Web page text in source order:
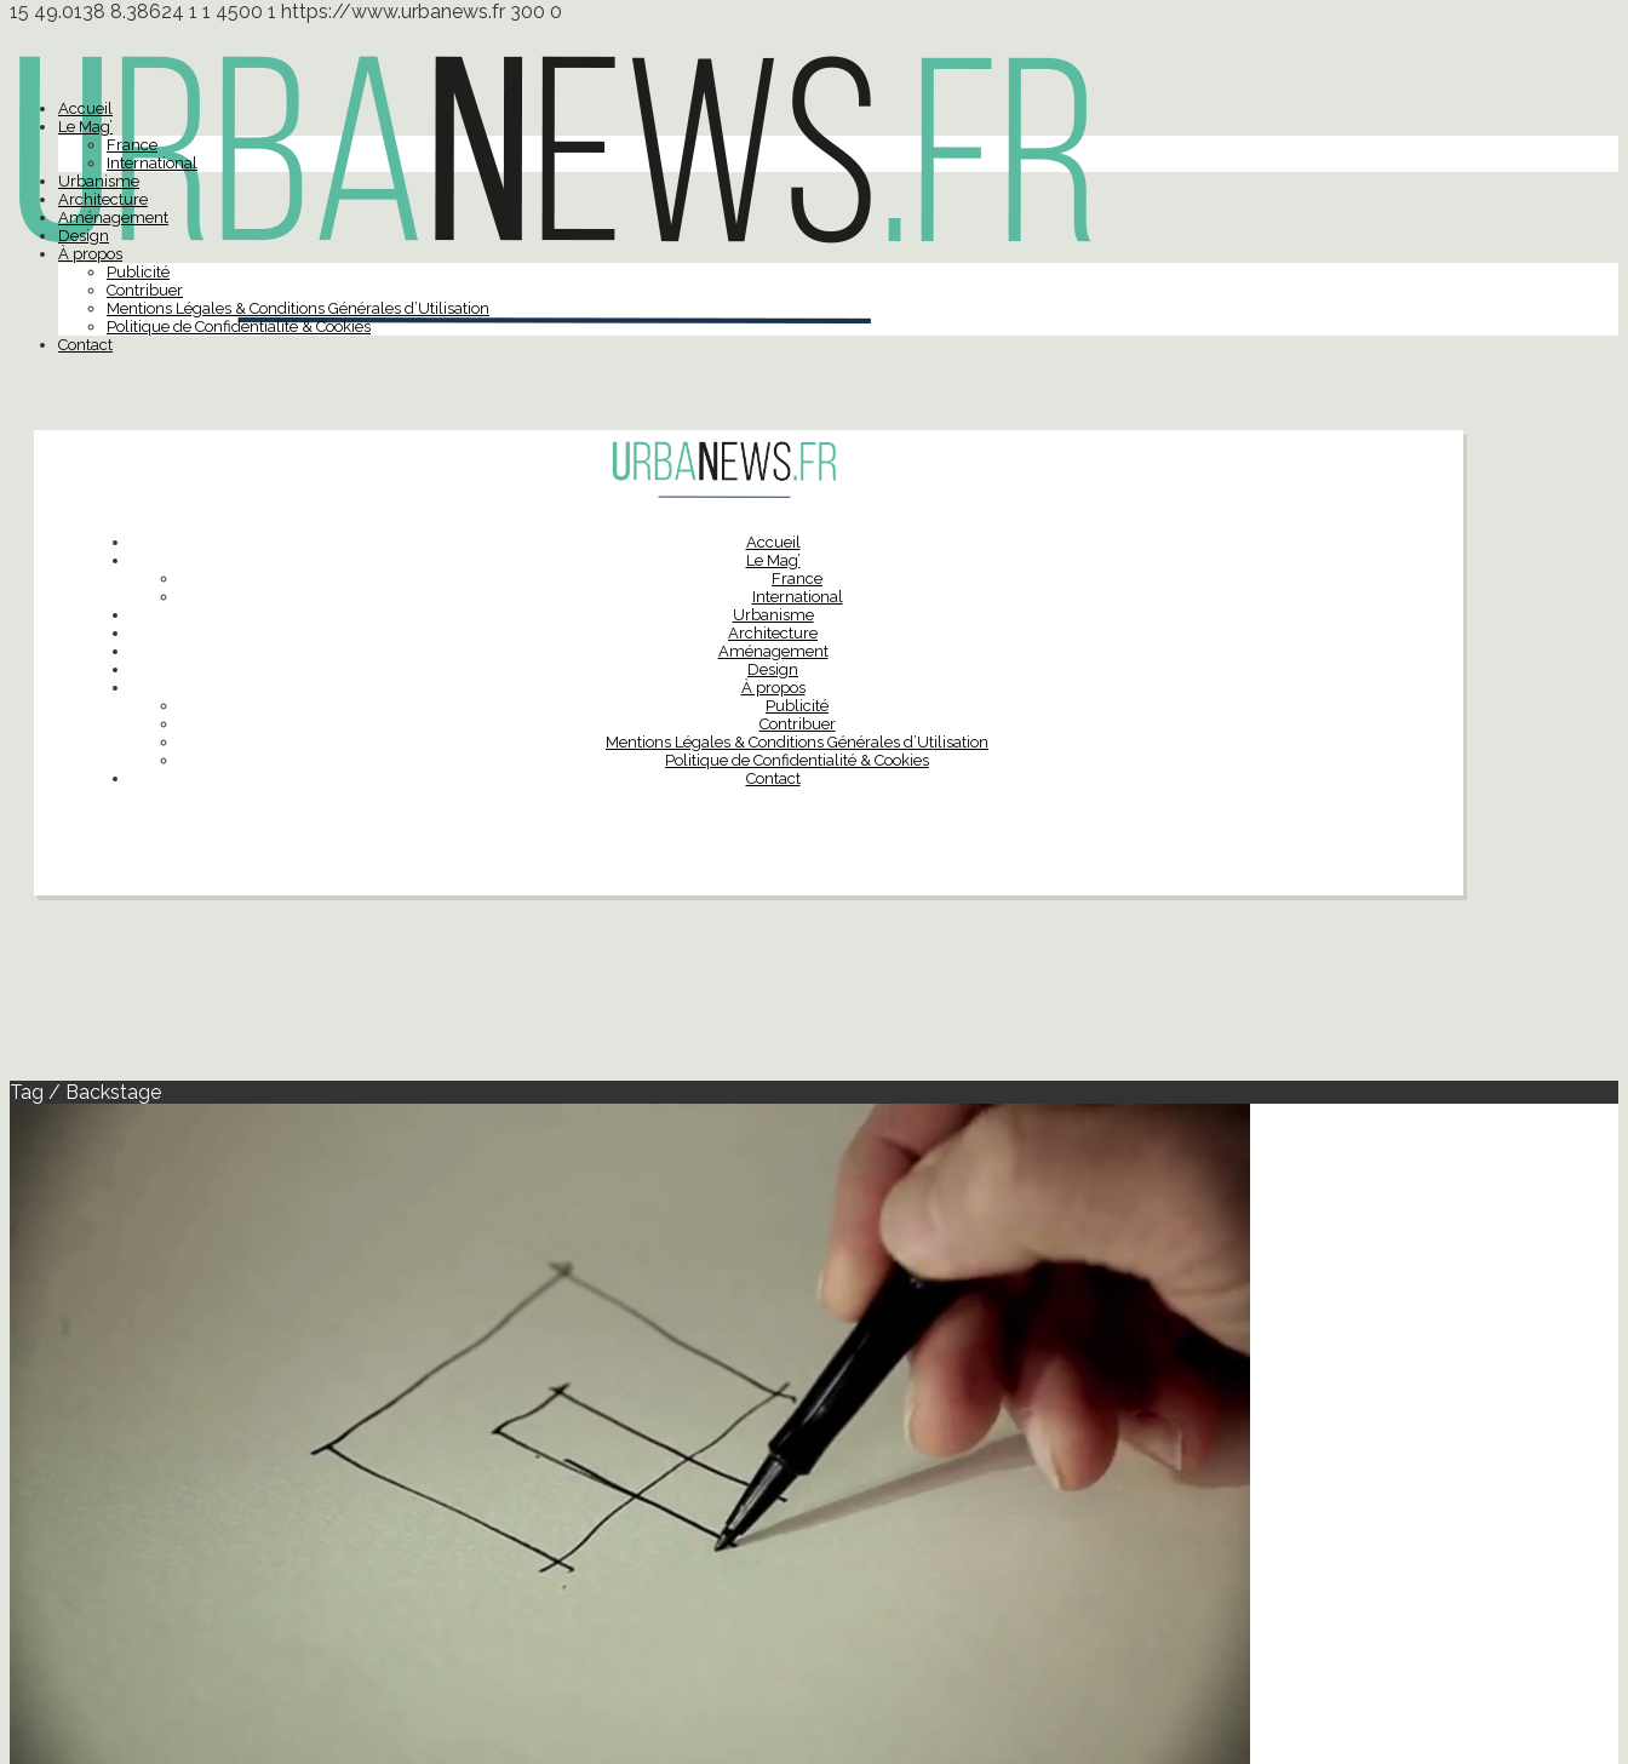
15 49.0138 8.38624 1 1 4500 1 https://www.urbanews.fr 300 0
Accueil
Le Mag’
France
International
Urbanisme
Architecture
Aménagement
Design
À propos
Publicité
Contribuer
Mentions Légales & Conditions Générales d’Utilisation
Politique de Confidentialité & Cookies
Contact
Accueil
Le Mag’
France
International
Urbanisme
Architecture
Aménagement
Design
À propos
Publicité
Contribuer
Mentions Légales & Conditions Générales d’Utilisation
Politique de Confidentialité & Cookies
Contact
Tag / Backstage